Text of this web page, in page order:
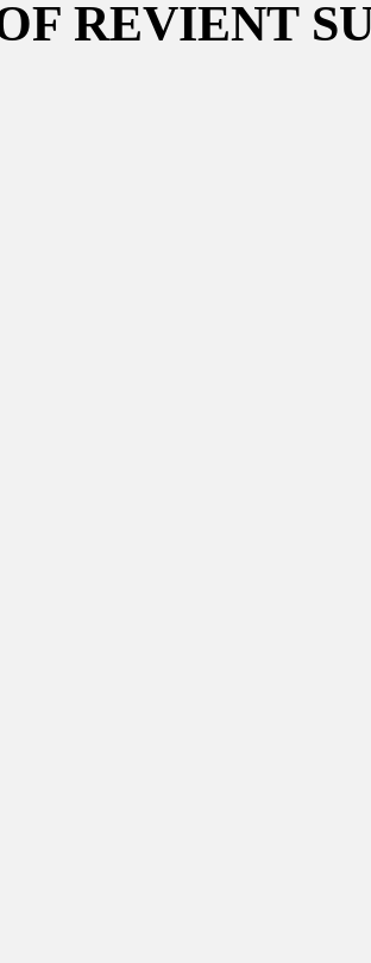
REVIENT